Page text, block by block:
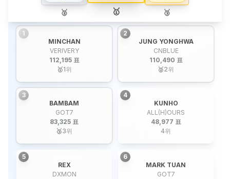
🥈 🥇 🥉
1
MINCHAN
VERIVERY
112,195 표
🥇1위
2
JUNG YONGHWA
CNBLUE
110,490 표
🥈2위
3
BAMBAM
GOT7
83,325 표
🥉3위
4
KUNHO
ALL(H)OURS
48,977 표
4위
5
REX
DXMON
6
MARK TUAN
GOT7